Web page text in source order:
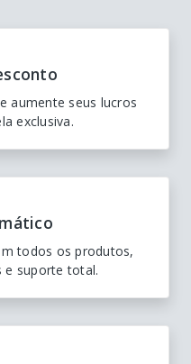
aumente seus lucros
exclusiva.
todos os produtos,
e suporte total.